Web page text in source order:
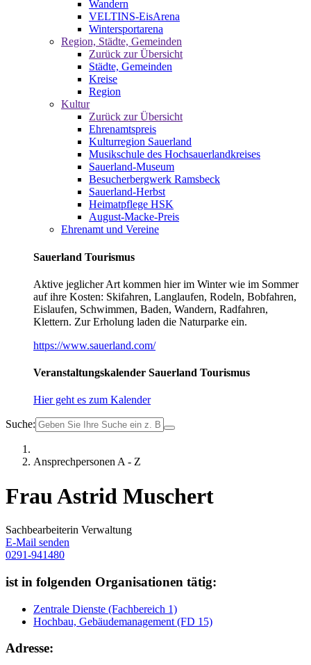
Wandern
VELTINS-EisArena
Wintersportarena
Region, Städte, Gemeinden
Zurück zur Übersicht
Städte, Gemeinden
Kreise
Region
Kultur
Zurück zur Übersicht
Ehrenamtspreis
Kulturregion Sauerland
Musikschule des Hochsauerlandkreises
Sauerland-Museum
Besucherbergwerk Ramsbeck
Sauerland-Herbst
Heimatpflege HSK
August-Macke-Preis
Ehrenamt und Vereine
Sauerland Tourismus
Aktive jeglicher Art kommen hier im Winter wie im Sommer
auf ihre Kosten: Skifahren, Langlaufen, Rodeln, Bobfahren,
Eislaufen, Schwimmen, Baden, Wandern, Radfahren,
Klettern. Zur Erholung laden die Naturparke ein.
https://www.sauerland.com/
Veranstaltungskalender Sauerland Tourismus
Hier geht es zum Kalender
Suche:
Ansprechpersonen A - Z
Frau Astrid Muschert
Sachbearbeiterin Verwaltung
E-Mail senden
0291-941480
ist in folgenden Organisationen tätig:
Zentrale Dienste (Fachbereich 1)
Hochbau, Gebäudemanagement (FD 15)
Adresse: